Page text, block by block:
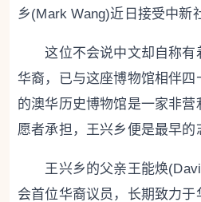
乡(Mark Wang)近日接受中新
这位不会说中文却自称有
华裔，已与这座博物馆相伴四
的澳华历史博物馆是一家非
愿者承担，王兴乡便是最早的
王兴乡的父亲王能焕
会首位华裔议员，长期致力于